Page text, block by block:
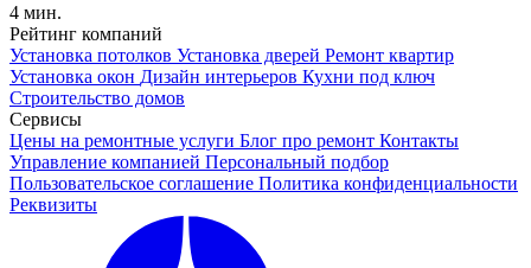
4 мин.
Рейтинг компаний
Установка потолков Установка дверей Ремонт квартир
Установка окон Дизайн интерьеров Кухни под ключ
Строительство домов
Сервисы
Цены на ремонтные услуги Блог про ремонт Контакты
Управление компанией Персональный подбор
Пользовательское соглашение Политика конфиденциальности
Реквизиты